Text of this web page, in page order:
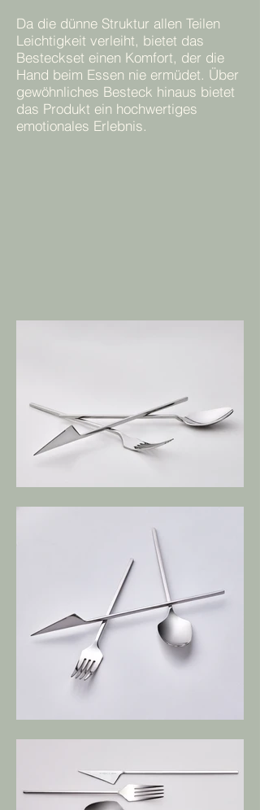
Da die dünne Struktur allen Teilen
Leichtigkeit verleiht, bietet das
Besteckset einen Komfort, der die
Hand beim Essen nie ermüdet. Über
gewöhnliches Besteck hinaus bietet
das Produkt ein hochwertiges
emotionales Erlebnis.